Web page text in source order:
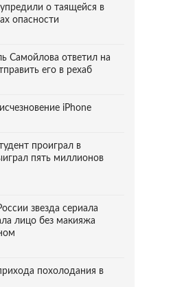
о таящейся в
опасности
Самойлова ответил на
его в рехаб
iPhone
проиграл в
пять миллионов
звезда сериала
лицо без макияжа
похолодания в